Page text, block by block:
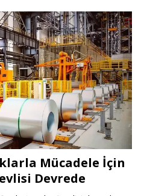
Mücadele İçin
Devrede